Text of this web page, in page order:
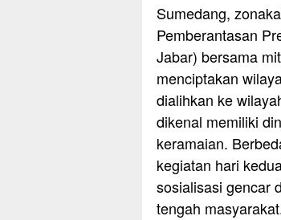
Sumedang,
Pemberantasan
Jabar) bersama
menciptakan
dialihkan ke
dikenal memiliki
keramaian.
kegiatan hari
sosialisasi gencar
tengah